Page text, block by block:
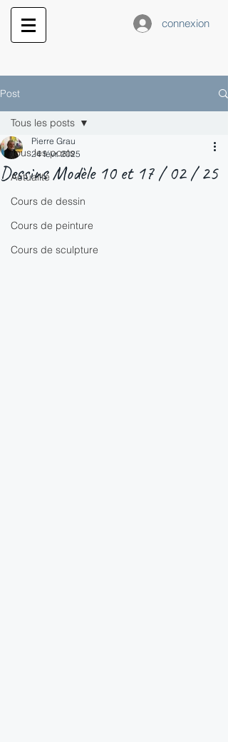
connexion
Post
Tous les posts
Actualité
Cours de dessin
Cours de peinture
Cours de sculpture
Tous les posts
Dessins Modèle 10 et 17 / 02 / 25
Pierre Grau
24 févr. 2025